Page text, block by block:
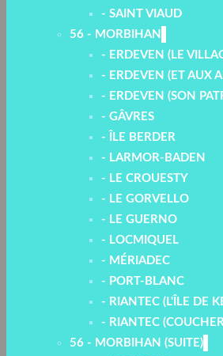
- SAINT VIAUD
56 - MORBIHAN
- ERDEVEN (LE
- ERDEVEN (ET AUX
- ERDEVEN (SON
- GÂVRES
- ÎLE BERDER
- LARMOR-BADEN
- LE CROUESTY
- LE GORVELLO
- LE GUERNO
- LOCMIQUEL
- MÉRIADEC
- PORT-BLANC
- RIANTEC (L'ÎLE DE
- RIANTEC
56 - MORBIHAN (SUITE)